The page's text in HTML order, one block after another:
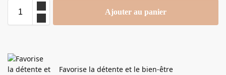
Ajouter au panier
Favorise la détente et le bien-être